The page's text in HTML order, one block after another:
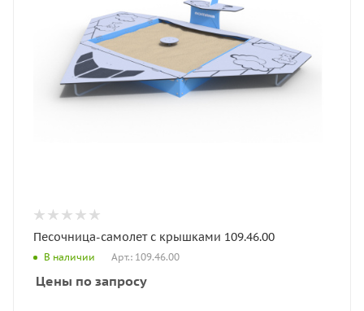
Песочница-самолет с крышками 109.46.00
В наличии Арт.: 109.46.00
Цены по запросу